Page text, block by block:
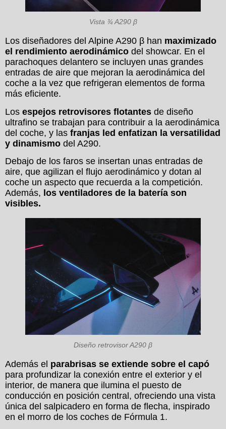
Vista ¾ A290 β
Los diseñadores del Alpine A290 β han maximizado
el rendimiento aerodinámico del showcar. En el
parachoques delantero se incluyen unas grandes
entradas de aire que mejoran la aerodinámica del
coche a la vez que refrigeran elementos de forma
más eficiente.
Los espejos retrovisores flotantes de diseño
ultrafino se trabajan para contribuir a la aerodinámica
del coche, y las franjas led enfatizan la versatilidad
y dinamismo del A290.
Debajo de los faros se insertan unas entradas de
aire, que agilizan el flujo aerodinámico y dotan al
coche un aspecto que recuerda a la competición.
Además, los ventiladores de la batería son
visibles.
Diseño retrovisor A290 β
Además el parabrisas se extiende sobre el capó
para profundizar la conexión entre el exterior y el
interior, de manera que ilumina el puesto de
conducción en posición central, ofreciendo una vista
única del salpicadero en forma de flecha, inspirado
en el morro de los coches de Fórmula 1.